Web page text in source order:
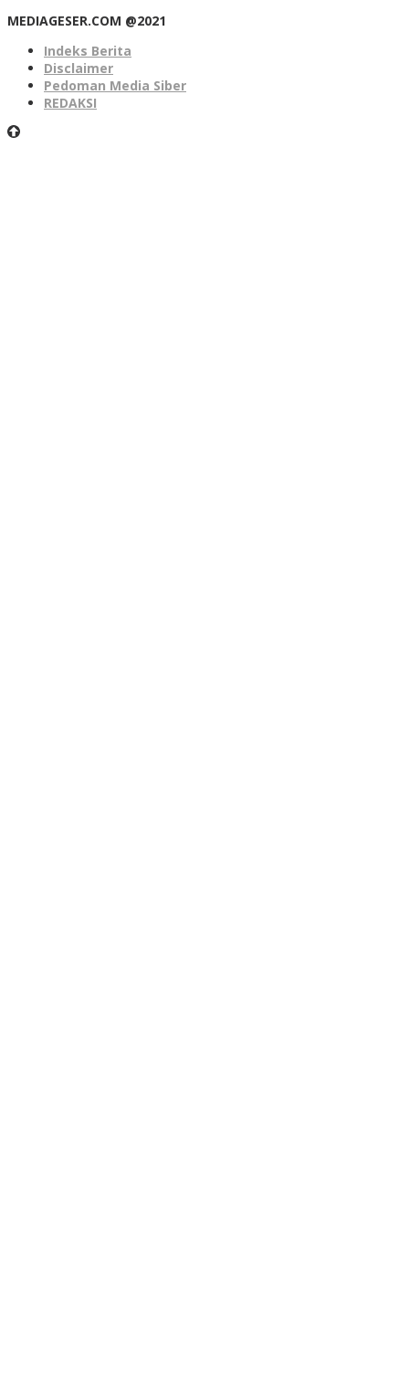
MEDIAGESER.COM @2021
Indeks Berita
Disclaimer
Pedoman Media Siber
REDAKSI